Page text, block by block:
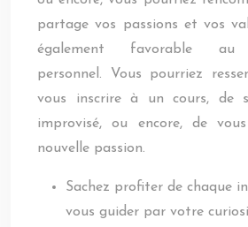
partage vos passions et vos
également favorable au
personnel. Vous pourriez
vous inscrire à un cours, de
improvisé, ou encore, de
nouvelle passion.
Sachez profiter de chaque
vous guider par votre